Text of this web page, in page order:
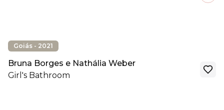
Goiás - 2021
Bruna Borges e Nathália Weber
Girl's Bathroom